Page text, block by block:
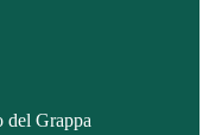
del Grappa